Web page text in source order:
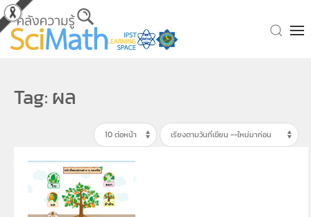
Skip to main content
Tag: ผล